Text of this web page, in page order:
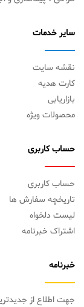
سایر خدمات
نقشه سایت
کارت هدیه
بازاریابی
محصولات ویژه
حساب کاربری
حساب کاربری
تاریخچه سفارش ها
لیست دلخواه
اشتراک خبرنامه
خبرنامه
جهت اطلاع از